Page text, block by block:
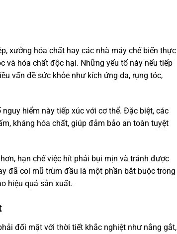
xưởng hóa chất hay các nhà máy chế biến thực
và hóa chất độc hại. Những yếu tố này nếu tiếp
vấn đề sức khỏe như kích ứng da, rụng tóc,
hiểm này tiếp xúc với cơ thể. Đặc biệt, các
kháng hóa chất, giúp đảm bảo an toàn tuyệt
hạn chế việc hít phải bụi mịn và tránh được
đã coi mũ trùm đầu là một phần bắt buộc trong
hiệu quả sản xuất.
đối mặt với thời tiết khắc nghiệt như nắng gắt,